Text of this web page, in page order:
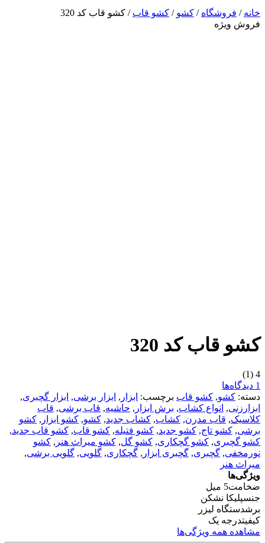
خانه / فروشگاه / کشو / کشو قاب / کشو قاب کد 320
فروش ویژه
کشو قاب کد 320
4
(1)
1 دیدگاه‌ها
دسته: کشو, کشو قاب برچسب: ابزار , ابزار برشی, ابزار گچبری,
ابزارزنی, انواع کشاب, برش ابزار , حاشیه, قاب برشی, قاب
کلاسیک, قاب مدرن, کشاب, کشاب جدید, کشو, کشو ابزار , کشو
برشی, کشو تاج, کشو جدید, کشو فتیله, کشو قاب, کشو قاب جدید,
کشو گچبری, کشو گچکاری, کشو گل, کشو میراث هنر , کشو
نورمخفی, گچبری, گچبری ابزار , گچکاری, گلویی, گلویی برشی,
میراث هنر
ویژگی‌ها
ضخامت5 میل
جنسپلیکا نشکن
برشدستگاه لیزر
کیفیتدرجه یک
مشاهده همه ویژگی‌ها